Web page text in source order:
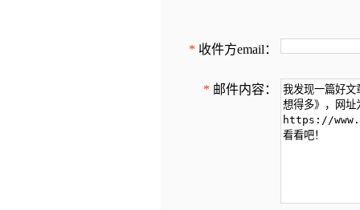
* 收件方email：
* 邮件内容：